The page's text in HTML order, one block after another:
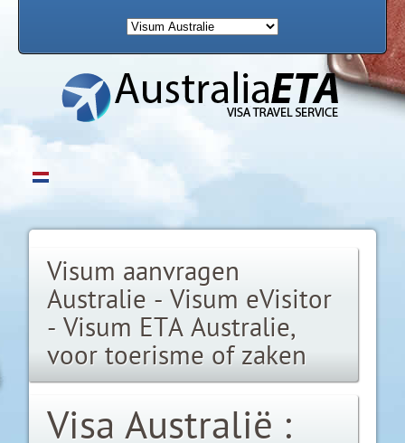
Visum aanvragen
Australie - Visum eVisitor
- Visum ETA Australie,
voor toerisme of zaken
Visa Australië :